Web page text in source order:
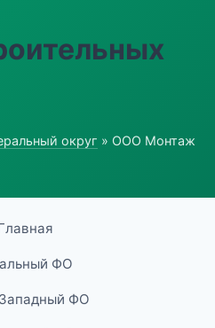
округ » ООО Монтаж
ФО
ФО